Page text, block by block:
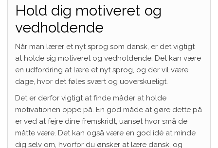
Hold dig motiveret og
vedholdende
Når man lærer et nyt sprog som dansk, er det vigtigt
at holde sig motiveret og vedholdende. Det kan være
en udfordring at lære et nyt sprog, og der vil være
dage, hvor det føles svært og uoverskueligt.
Det er derfor vigtigt at finde måder at holde
motivationen oppe på. En god måde at gøre dette på
er ved at fejre dine fremskridt, uanset hvor små de
måtte være. Det kan også være en god idé at minde
dig selv om, hvorfor du ønsker at lære dansk, og